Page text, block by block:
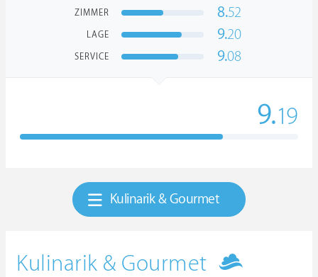
ZIMMER 8.52
LAGE 9.20
SERVICE 9.08
9.19
Kulinarik & Gourmet
Kulinarik & Gourmet